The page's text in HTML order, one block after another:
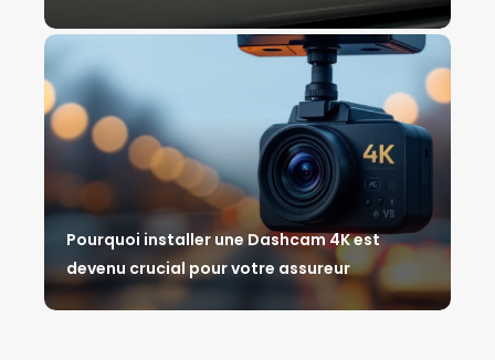
Pourquoi installer une Dashcam 4K est
devenu crucial pour votre assureur